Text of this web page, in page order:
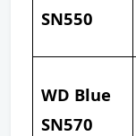
SN550
WD Blue
SN570